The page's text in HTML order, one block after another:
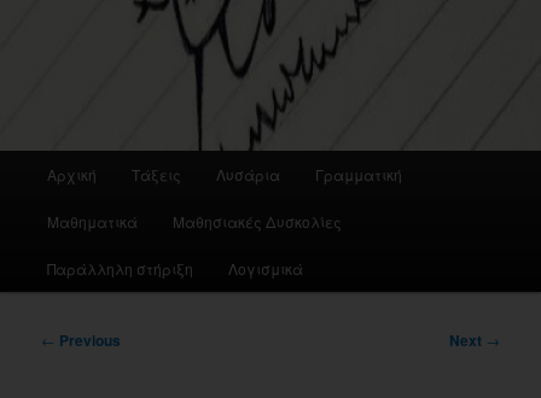
Αρχική Τάξεις Λυσάρια Γραμματική
Μαθηματικά Μαθησιακές Δυσκολίες
Παράλληλη στήριξη Λογισμικά
Post
← Previous Next →